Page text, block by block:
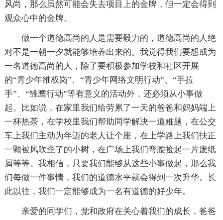
风尚，那么虽然可能会失去项目上的金牌，但一定会得到
观众心中的金牌。
做一个道德高尚的人是需要毅力的，道德高尚的人绝
对不是一朝一夕就能够培养出来的。我觉得我们要想成为
一名道德高尚的人，除了要积极参加学校和社区开展
的“青少年维权岗”、“青少年网络文明行动”、“手拉
手”、“雏鹰行动”等有意义的活动外，还必须从小事做
起。比如说，在家里我们给劳累了一天的爸爸和妈妈端上
一杯热茶，在学校里我们帮助同学解决一道难题，在公交
车上我们主动为年迈的老人让个座，在上学路上我们扶正
一颗被风吹歪了的小树，在广场上我们弯腰捡起一片废纸
屑等等。我相信，只要我们能够从这些小事做起，那么我
们每做一件事情，我们的道德水平就会得到一次升华。长
此以往，我们一定能够成为一名有道德的好少年。
亲爱的同学们，党和政府在关心着我们的成长，爸爸